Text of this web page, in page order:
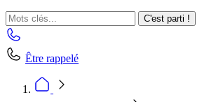
C'est parti !
Être rappelé